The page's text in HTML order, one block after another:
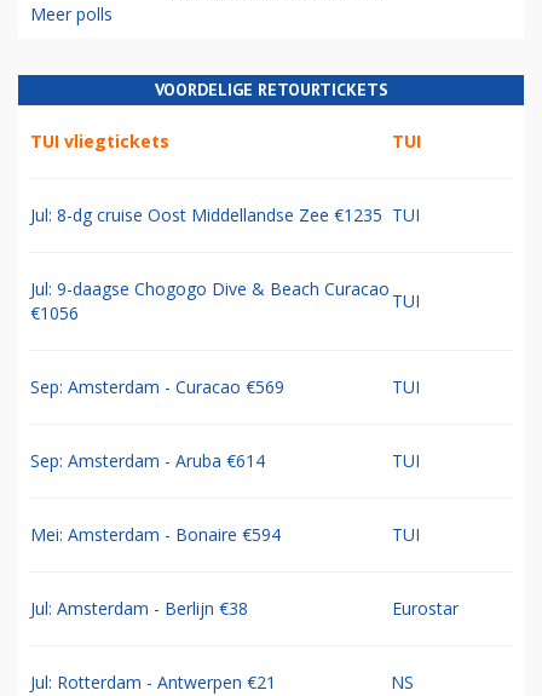
Meer polls
VOORDELIGE RETOURTICKETS
TUI vliegtickets TUI
Jul: 8-dg cruise Oost Middellandse Zee €1235 TUI
Jul: 9-daagse Chogogo Dive & Beach Curacao
€1056
TUI
Sep: Amsterdam - Curacao €569 TUI
Sep: Amsterdam - Aruba €614 TUI
Mei: Amsterdam - Bonaire €594 TUI
Jul: Amsterdam - Berlijn €38 Eurostar
Jul: Rotterdam - Antwerpen €21 NS